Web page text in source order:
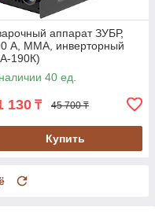
аппарат ЗУБР,
А, MMA, инверторный
190К)
40 ед.
130 ₸ 45 700 ₸
Купить